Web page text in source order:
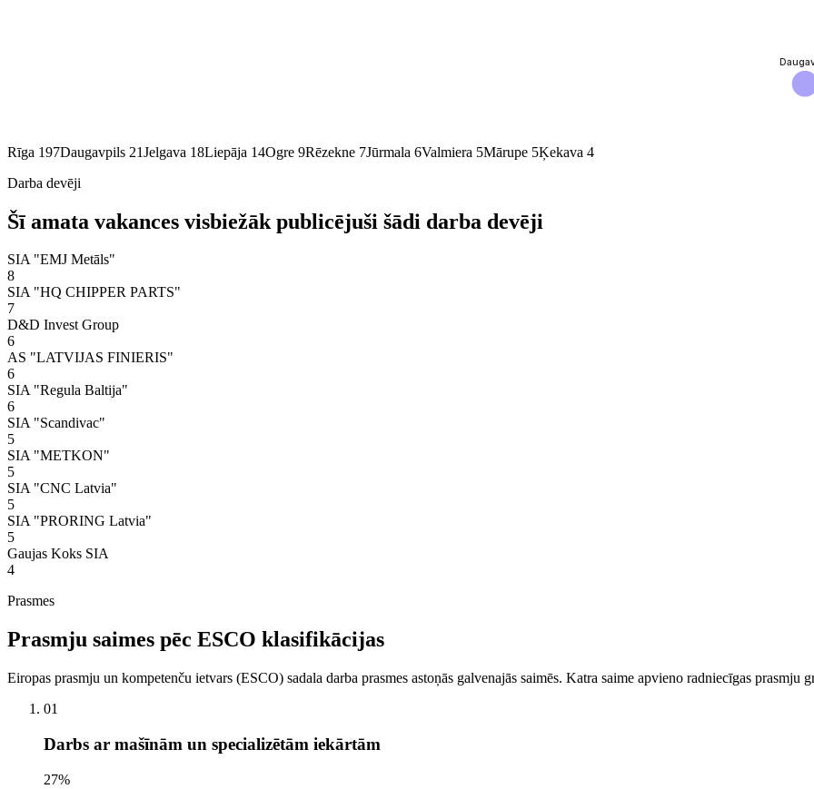
Rīga 197Daugavpils 21Jelgava 18Liepāja 14Ogre 9Rēzekne 7Jūrmala 6Valmiera 5Mārupe 5Ķekava 4
Darba devēji
Šī amata vakances visbiežāk publicējuši šādi darba devēji
SIA "EMJ Metāls"
8
SIA "HQ CHIPPER PARTS"
7
D&D Invest Group
6
AS "LATVIJAS FINIERIS"
6
SIA "Regula Baltija"
6
SIA "Scandivac"
5
SIA "METKON"
5
SIA "CNC Latvia"
5
SIA "PRORING Latvia"
5
Gaujas Koks SIA
4
Prasmes
Prasmju saimes pēc ESCO klasifikācijas
Eiropas prasmju un kompetenču ietvars (ESCO) sadala darba prasmes astoņās galvenajās saimēs. Katra saime apvieno radniecīgas prasmju
01
Darbs ar mašīnām un specializētām iekārtām
27%